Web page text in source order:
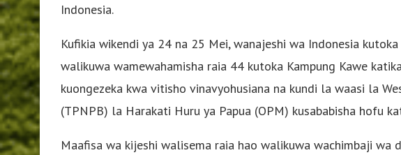
Indonesia.
Kufikia wikendi ya 24 na 25 Mei, wanajeshi wa Indonesia
walikuwa wamewahamisha raia 44 kutoka Kampung Kawe
kuongezeka kwa vitisho vinavyohusiana na kundi la waasi la
(TPNPB) la Harakati Huru ya Papua (OPM) kusababisha hofu
Maafisa wa kijeshi walisema raia hao walikuwa wachimbaji wa